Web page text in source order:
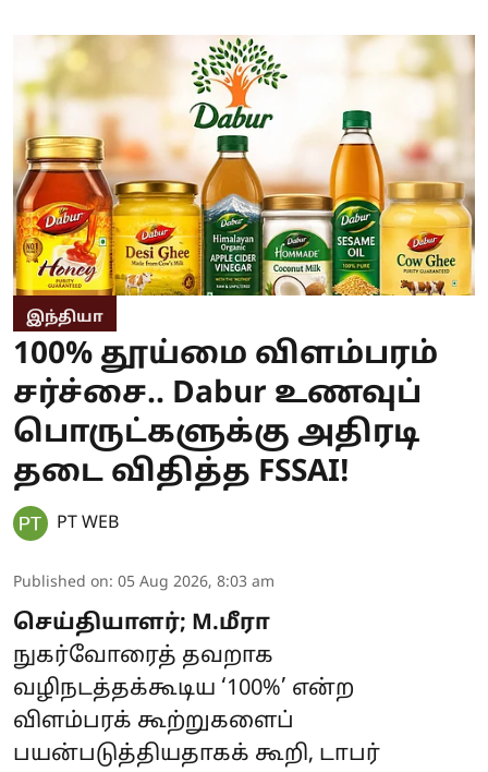
இந்தியா
100% தூய்மை விளம்பரம்
சர்ச்சை.. Dabur உணவுப்
பொருட்களுக்கு அதிரடி
தடை விதித்த FSSAI!
PT WEB
Published on: 05 Aug 2026, 8:03 am
செய்தியாளர்; M.மீரா
நுகர்வோரைத் தவறாக
வழிநடத்தக்கூடிய ‘100%’ என்ற
விளம்பரக் கூற்றுகளைப்
பயன்படுத்தியதாகக் கூறி, டாபர்